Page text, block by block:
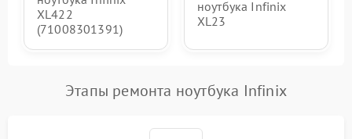
XL422
(71008301391)
ноутбука Infinix
XL23
Этапы ремонта ноутбука Infinix